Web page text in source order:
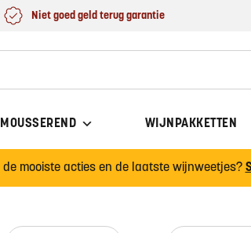
Niet goed geld terug garantie
MOUSSEREND WIJNPAKKETTEN
mooiste acties en de laatste wijnweetjes?